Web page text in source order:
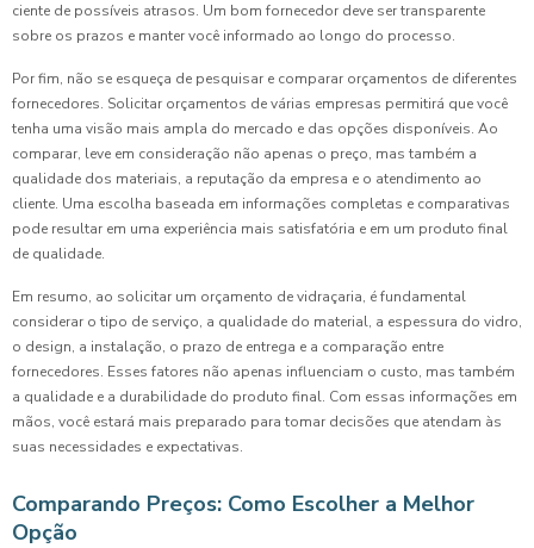
ciente de possíveis atrasos. Um bom fornecedor deve ser transparente
sobre os prazos e manter você informado ao longo do processo.
Por fim, não se esqueça de pesquisar e comparar orçamentos de diferentes
fornecedores. Solicitar orçamentos de várias empresas permitirá que você
tenha uma visão mais ampla do mercado e das opções disponíveis. Ao
comparar, leve em consideração não apenas o preço, mas também a
qualidade dos materiais, a reputação da empresa e o atendimento ao
cliente. Uma escolha baseada em informações completas e comparativas
pode resultar em uma experiência mais satisfatória e em um produto final
de qualidade.
Em resumo, ao solicitar um orçamento de vidraçaria, é fundamental
considerar o tipo de serviço, a qualidade do material, a espessura do vidro,
o design, a instalação, o prazo de entrega e a comparação entre
fornecedores. Esses fatores não apenas influenciam o custo, mas também
a qualidade e a durabilidade do produto final. Com essas informações em
mãos, você estará mais preparado para tomar decisões que atendam às
suas necessidades e expectativas.
Comparando Preços: Como Escolher a Melhor
Opção